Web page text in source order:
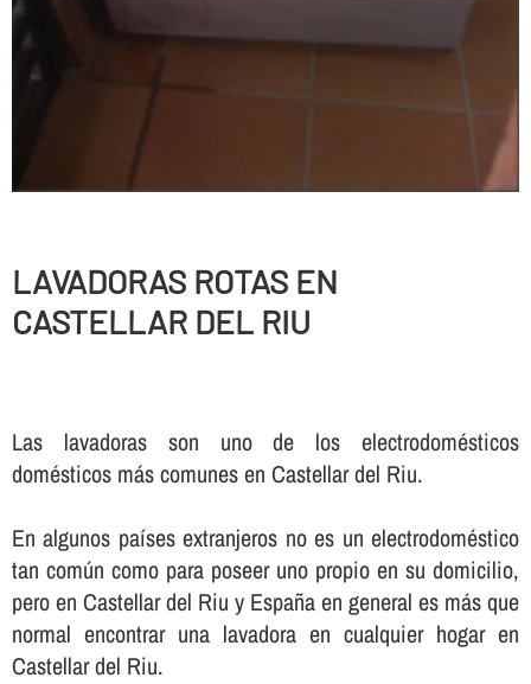
LAVADORAS ROTAS EN
CASTELLAR DEL RIU
Las lavadoras son uno de los electrodomésticos
domésticos más comunes en Castellar del Riu.
En algunos paí­ses extranjeros no es un electrodoméstico
tan común como para poseer uno propio en su domicilio,
pero en Castellar del Riu y España en general es más que
normal encontrar una lavadora en cualquier hogar en
Castellar del Riu.